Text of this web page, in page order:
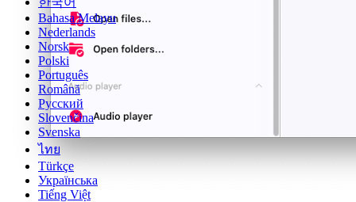
Bahasa Melayu
Nederlands
Norsk
Polski
Português
Română
Русский
Slovenčina
Svenska
ไทย
Türkçe
Українська
Tiếng Việt